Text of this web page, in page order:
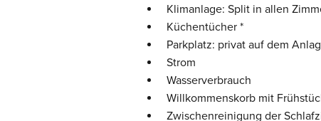
Klimanlage: Split in allen
Küchentücher *
Parkplatz: privat auf dem
Strom
Wasserverbrauch
Willkommenskorb mit
Zwischenreinigung der